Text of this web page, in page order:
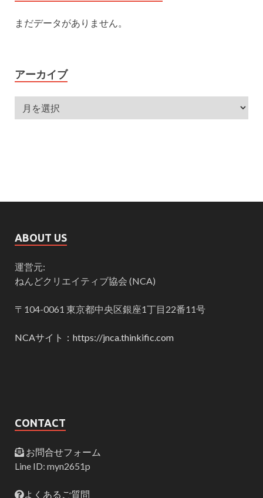
まだデータがありません。
アーカイブ
ABOUT US
運営元:
ねんどクリエイティブ協会 (NCA)
〒104-0061 東京都中央区銀座1丁目22番11号
NCAサイト：https://jnca.thinkific.com
CONTACT
お問合せフォーム
Line ID: myn2651p
よくあるご質問